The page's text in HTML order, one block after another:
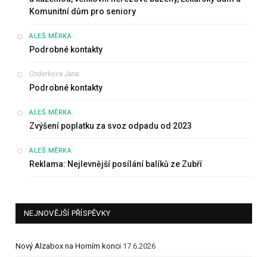
Komunitní dům pro seniory
ALEŠ MĚRKA:
Podrobné kontakty
Onderkova Jana:
Podrobné kontakty
ALEŠ MĚRKA:
Zvýšení poplatku za svoz odpadu od 2023
ALEŠ MĚRKA:
Reklama: Nejlevnější posílání balíků ze Zubří
NEJNOVĚJŠÍ PŘÍSPĚVKY
Nový Alzabox na Horním konci 17.6.2026